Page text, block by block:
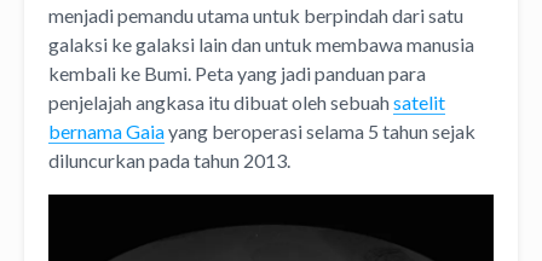
menjadi pemandu utama untuk berpindah dari satu
galaksi ke galaksi lain dan untuk membawa manusia
kembali ke Bumi. Peta yang jadi panduan para
penjelajah angkasa itu dibuat oleh sebuahsatelit
bernama Gaiayang beroperasi selama 5 tahun sejak
diluncurkan pada tahun 2013.